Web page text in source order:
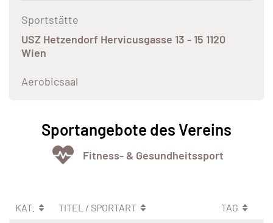
Sportstätte
USZ Hetzendorf Hervicusgasse 13 - 15 1120
Wien
Aerobicsaal
Sportangebote des Vereins
Fitness- & Gesundheitssport
KAT. TITEL / SPORTART TAG